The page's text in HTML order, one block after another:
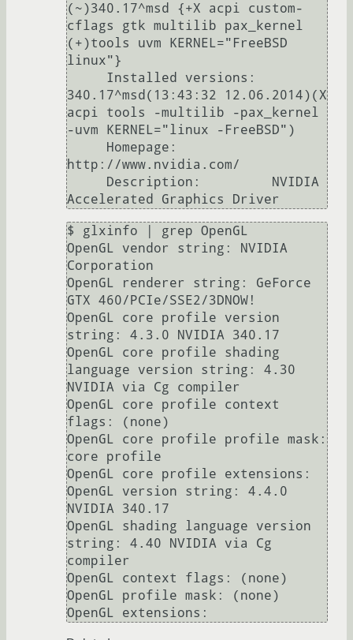
(~)340.17^msd {+X acpi custom-
cflags gtk multilib pax_kernel
(+)tools uvm KERNEL="FreeBSD
linux"}
340.17^msd(13:43:32 12.06.2014)(X
acpi tools -multilib -pax_kernel
-uvm KERNEL="linux -FreeBSD")
http://www.nvidia.com/
$ glxinfo | grep OpenGL
OpenGL vendor string: NVIDIA
Corporation
OpenGL renderer string: GeForce
GTX 460/PCIe/SSE2/3DNOW!
OpenGL core profile version
string: 4.3.0 NVIDIA 340.17
OpenGL core profile shading
language version string: 4.30
NVIDIA via Cg compiler
OpenGL core profile context
flags: (none)
OpenGL core profile profile mask:
core profile
OpenGL core profile extensions:
OpenGL version string: 4.4.0
NVIDIA 340.17
OpenGL shading language version
string: 4.40 NVIDIA via Cg
compiler
OpenGL context flags: (none)
OpenGL profile mask: (none)